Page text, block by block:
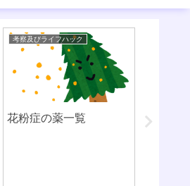
考察及びライフハック
花粉症の薬一覧 字の練